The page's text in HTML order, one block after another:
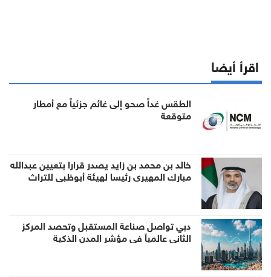
اقرأ أيضا
الطقس غداً صحو إلى غائم جزئياً مع أمطار
متوقعة
خالد بن محمد بن زايد يصدر قرارا بتعيين عبدالله
مبارك المهيري رئيسا لهيئة أبوظبي للتراث
دبي تواصل صناعة المستقبل وتحصد المركز
الثاني عالمياً في مؤشر المدن الذكية